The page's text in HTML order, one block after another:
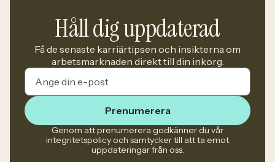
Håll dig uppdaterad
Få de senaste karriärtipsen och insikterna om
arbetsmarknaden direkt till din inkorg.
Prenumerera
Genom att prenumerera godkänner du vår
integritetspolicy och samtycker till att ta emot
uppdateringar från oss.